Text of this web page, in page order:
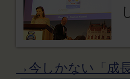
→今しかない「成